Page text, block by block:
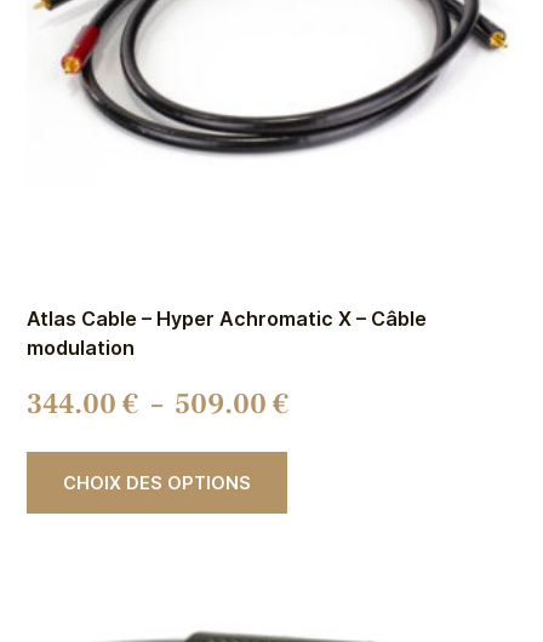
Atlas Cable – Hyper Achromatic X – Câble
modulation
344.00€ – 509.00€
CHOIX DES OPTIONS